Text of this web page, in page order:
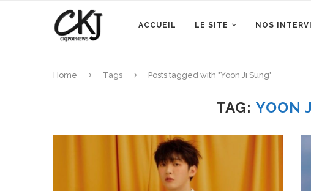
ACCUEIL LE SITE NOS
Home Tags Posts tagged with "Yoon Ji Sung"
TAG: YOON